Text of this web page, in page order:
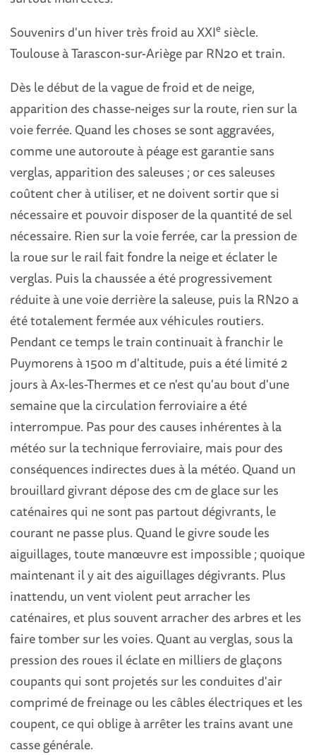
Souvenirs d'un hiver très froid au XXIe siècle.
Toulouse à Tarascon-sur-Ariège par RN20 et train.
Dès le début de la vague de froid et de neige,
apparition des chasse-neiges sur la route, rien sur la
voie ferrée. Quand les choses se sont aggravées,
comme une autoroute à péage est garantie sans
verglas, apparition des saleuses ; or ces saleuses
coûtent cher à utiliser, et ne doivent sortir que si
nécessaire et pouvoir disposer de la quantité de sel
nécessaire. Rien sur la voie ferrée, car la pression de
la roue sur le rail fait fondre la neige et éclater le
verglas. Puis la chaussée a été progressivement
réduite à une voie derrière la saleuse, puis la RN20 a
été totalement fermée aux véhicules routiers.
Pendant ce temps le train continuait à franchir le
Puymorens à 1500 m d'altitude, puis a été limité 2
jours à Ax-les-Thermes et ce n'est qu'au bout d'une
semaine que la circulation ferroviaire a été
interrompue. Pas pour des causes inhérentes à la
météo sur la technique ferroviaire, mais pour des
conséquences indirectes dues à la météo. Quand un
brouillard givrant dépose des cm de glace sur les
caténaires qui ne sont pas partout dégivrants, le
courant ne passe plus. Quand le givre soude les
aiguillages, toute manœuvre est impossible ; quoique
maintenant il y ait des aiguillages dégivrants. Plus
inattendu, un vent violent peut arracher les
caténaires, et plus souvent arracher des arbres et les
faire tomber sur les voies. Quant au verglas, sous la
pression des roues il éclate en milliers de glaçons
coupants qui sont projetés sur les conduites d'air
comprimé de freinage ou les câbles électriques et les
coupent, ce qui oblige à arrêter les trains avant une
casse générale.